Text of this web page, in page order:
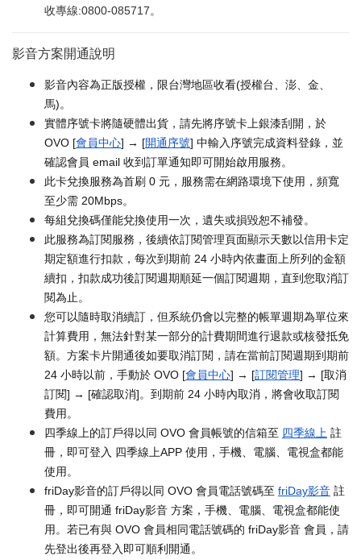
收專線:0800-085717。
影音方案開通說明
影音內容為正版授權，限台灣地區收看(授權台、澎、金、
馬)。
實體序號卡將隨硬體出貨，請先將序號卡上銀漆刮開，於
OVO [會員中心] → [開通序號] 中輸入序號完成資料登錄，並
確認會員 email 收到訂單通知即可開始啟用服務。
此卡兌換服務為首刷 0 元，服務需在網路環境下使用，頻寬
至少需 20Mbps。
每組兌換碼僅能兌換使用一次，遺失或損毀恕不補發。
此服務為訂閱服務，後續依訂閱管理頁面顯示天數以信用卡定
期定額進行扣款，每次到期前 24 小時內依畫面上所列的金額
續扣，扣款成功後訂閱週期順延一個訂閱週期，直到您取消訂
閱為止。
您可以隨時取消續訂，但系統仍會以完整的帳單週期為單位來
計算費用，無法針對某一部分的計費期間進行退款或核發抵免
額。方案卡片開通後如要取消訂閱，請在當前訂閱週期到期前
24 小時以前，手動於 OVO [會員中心] → [訂閱管理] → [取消
訂閱] → [確認取消]。到期前 24 小時內取消，將會收取訂閱
費用。
四季線上的訂戶得以同 OVO 會員帳號的信箱至 四季線上 註
冊，即可登入 四季線上APP 使用，手機、電腦、電視盒都能
使用。
friDay影音的訂戶得以同 OVO 會員電話號碼至 friDay影音 註
冊，即可開通 friDay影音 方案，手機、電腦、電視盒都能使
用。若已有與 OVO 會員相同電話號碼的 friDay影音 會員，請
先登出後再登入即可順利開通。